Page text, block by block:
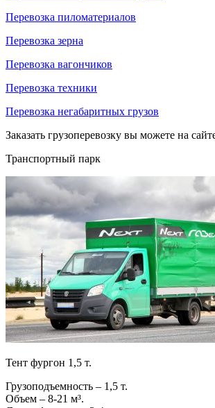
Перевозка пиломатериалов
Перевозка зерна
Перевозка вагончиков
Перевозка техники
Перевозка негабаритных грузов
Заказать грузоперевозку вы можете на
Транспортный парк
Тент фургон 1,5 т.
Грузоподъемность – 1,5 т.
Объем – 8-21 м³.